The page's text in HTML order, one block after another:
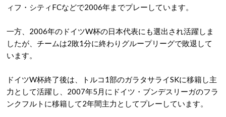
ィフ・シティFCなどで2006年までプレーしています。
一方、2006年のドイツW杯の日本代表にも選出され活躍しま
したが、チームは2敗1分に終わりグループリーグで敗退して
います。
ドイツW杯終了後は、トルコ1部のガラタサライSKに移籍し主
力として活躍し、2007年5月にドイツ・ブンデスリーガのフラ
ンクフルトに移籍して2年間主力としてプレーしています。